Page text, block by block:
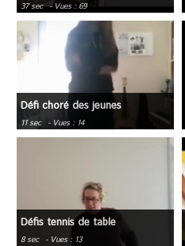
37 sec - Vues : 69
Défi choré des jeunes
11 sec - Vues : 14
Défis tennis de table
8 sec - Vues : 13